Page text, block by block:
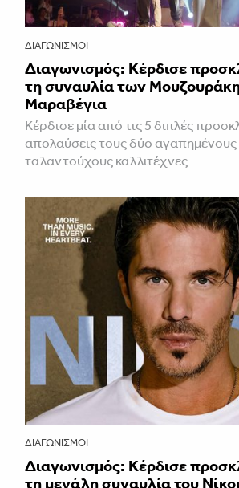
ΔΙΑΓΩΝΙΣΜΟΊ
Διαγωνισμός: Κέρδισε
τη συναυλία των
Μαραβέγια
Κέρδισε μία από τις 5 διπλές
απολαύσεις τους δύο αγαπημένους
ταλαντούχους καλλιτέχνες
ΔΙΑΓΩΝΙΣΜΟΊ
Διαγωνισμός: Κέρδισε
τη μεγάλη συναυλία του